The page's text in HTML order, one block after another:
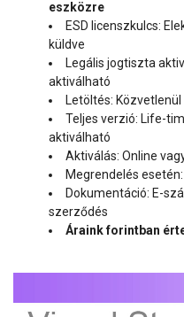
eszközre
ESD licenszkulcs:
küldve
Legális jogtiszta
aktiválható
Letöltés:
Teljes verzió: Life-
aktiválható
Aktiválás: Online
Megrendelés
Dokumentáció: E-
szerződés
Áraink forintban